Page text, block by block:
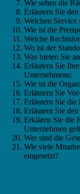
Wie sehen die
Erläutern Sie
Welchen Service
Wie ist die
Welche
Wo ist der
Was bieten Sie
Erläutern Sie
Unternehmens:
Wie ist die
Erläutern Sie
Erläutern Sie die
Erläutern Sie
Erklären Sie die
Unternehmen
Wer sind die
Wie viele
eingesetzt?